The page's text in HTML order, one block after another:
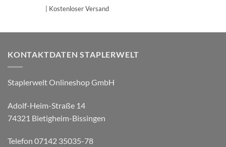
| Kostenloser Versand
KONTAKTDATEN STAPLERWELT
Staplerwelt Onlineshop GmbH
Adolf-Heim-Straße 14
74321 Bietigheim-Bissingen
Telefon 07142 35035-78